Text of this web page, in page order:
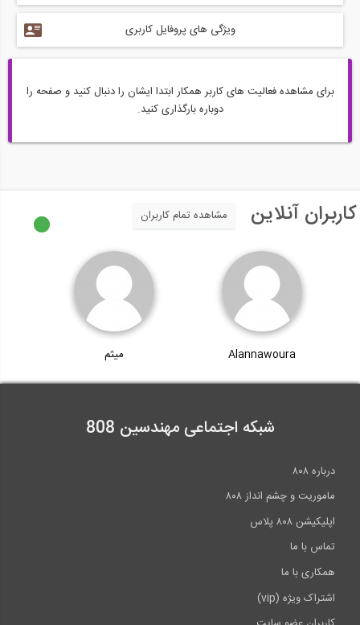
ویژگی های پروفایل کاربری
برای مشاهده فعالیت های کاربر همکار ابتدا ایشان را دنبال کنید و صفحه را
دوباره بارگذاری کنید.
کاربران آنلاین مشاهده تمام کاربران
Alannawoura میثم
شبکه اجتماعی مهندسین 808
درباره ۸۰۸
ماموریت و چشم انداز ۸۰۸
اپلیکیشن ۸۰۸ پلاس
تماس با ما
همکاری با ما
اشتراک ویژه (vip)